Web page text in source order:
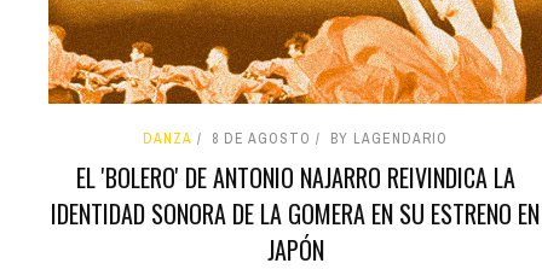
DANZA 8 DE AGOSTO BY LAGENDARIO
EL 'BOLERO' DE ANTONIO NAJARRO REIVINDICA LA
IDENTIDAD SONORA DE LA GOMERA EN SU ESTRENO EN
JAPÓN